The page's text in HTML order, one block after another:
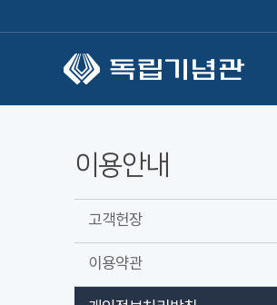
이용안내
고객헌장
이용약관